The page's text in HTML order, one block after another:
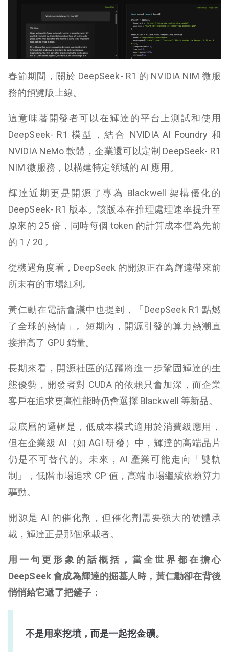
春節期間，關於 DeepSeek- R1 的 NVIDIA NIM 微服
務的預覽版上線。
這意味著開發者可以在輝達的平台上測試和使用
DeepSeek- R1 模型，結合 NVIDIA AI Foundry 和
NVIDIA NeMo 軟體，企業還可以定制 DeepSeek- R1
NIM 微服務，以構建特定領域的 AI 應用。
輝達近期更是開源了專為 Blackwell 架構優化的
DeepSeek- R1 版本。該版本在推理處理速率提升至
原來的 25 倍，同時每個 token 的計算成本僅為先前
的 1 / 20 。
從機遇角度看，DeepSeek 的開源正在為輝達帶來前
所未有的市場紅利。
黃仁勳在電話會議中也提到，「DeepSeek R1 點燃
了全球的熱情」。短期內，開源引發的算力熱潮直
接推高了 GPU 銷量。
長期來看，開源社區的活躍將進一步鞏固輝達的生
態優勢，開發者對 CUDA 的依賴只會加深，而企業
客戶在追求更高性能時仍會選擇 Blackwell 等新品。
最底層的邏輯是，低成本模式適用於消費級應用，
但在企業級 AI（如 AGI 研發）中，輝達的高端晶片
仍是不可替代的。未來，AI 產業可能走向「雙軌
制」，低階市場追求 CP 值，高端市場繼續依賴算力
驅動。
開源是 AI 的催化劑，但催化劑需要強大的硬體承
載，輝達正是那個承載者。
用一句更形象的話概括，當全世界都在擔心
DeepSeek 會成為輝達的掘墓人時，黃仁勳卻在背後
悄悄給它遞了把鏟子：
不是用來挖墳，而是一起挖金礦。